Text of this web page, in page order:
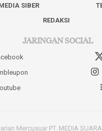
SIBER
REDAKSI
JARINGAN SOCIAL
Mercusuar PT. MEDIA